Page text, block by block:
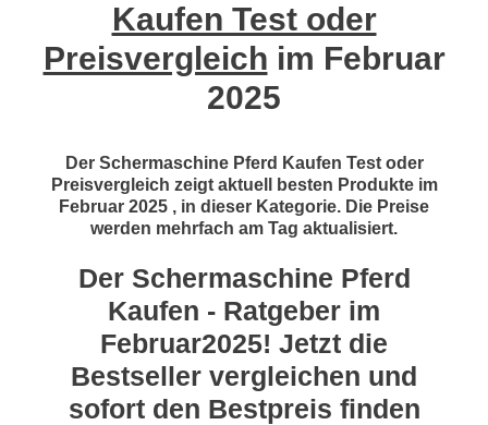
Kaufen Test oder
Preisvergleich im Februar
2025
Der Schermaschine Pferd Kaufen Test oder
Preisvergleich zeigt aktuell besten Produkte im
Februar 2025 , in dieser Kategorie. Die Preise
werden mehrfach am Tag aktualisiert.
Der Schermaschine Pferd
Kaufen - Ratgeber im
Februar2025! Jetzt die
Bestseller vergleichen und
sofort den Bestpreis finden